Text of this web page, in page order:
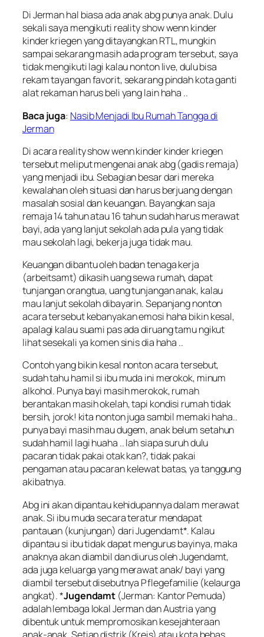
Di Jerman hal biasa ada anak abg punya anak. Dulu
sekali saya mengikuti reality showwenn kinder
kinder kriegenyang ditayangkan RTL, mungkin
sampai sekarang masih ada program tersebut, saya
tidak mengikuti lagi kalau nonton live, dulu bisa
rekam tayangan favorit, sekarang pindah kota ganti
alat rekaman harus beli yang lain haha ..
Baca juga: Nasib Menjadi Ibu Rumah Tangga di
Jerman
Di acara reality showwenn kinder kinder kriegen
tersebut meliput mengenai anak abg (gadis remaja)
yang menjadi ibu. Sebagian besar dari mereka
kewalahan oleh situasi dan harus berjuang dengan
masalah sosial dan keuangan. Bayangkan saja
remaja 14 tahun atau 16 tahun sudah harus merawat
bayi, ada yang lanjut sekolah ada pula yang tidak
mau sekolah lagi, bekerja juga tidak mau.
Keuangan dibantu oleh badan tenaga kerja
(arbeitsamt) dikasih uang sewa rumah, dapat
tunjangan orangtua, uang tunjangan anak, kalau
mau lanjut sekolah dibayarin. Sepanjang nonton
acara tersebut kebanyakan emosi haha bikin kesal,
apalagi kalau suami pas ada diruang tamu ngikut
lihat sesekali ya komen sinis dia haha ..
Contoh yang bikin kesal nonton acara tersebut,
sudah tahu hamil si ibu muda ini merokok, minum
alkohol. Punya bayi masih merokok, rumah
berantakan masih okelah, tapi kondisi rumah tidak
bersih, jorok! kita nonton juga sambil memaki haha..
punya bayi masih mau dugem, anak belum setahun
sudah hamil lagi huaha .. lah siapa suruh dulu
pacaran tidak pakai otak kan?, tidak pakai
pengaman atau pacaran kelewat batas, ya tanggung
akibatnya.
Abg ini akan dipantau kehidupannya dalam merawat
anak. Si ibu muda secara teratur mendapat
pantauan (kunjungan) dariJugendamt*. Kalau
dipantau si ibu tidak dapat mengurus bayinya, maka
anaknya akan diambil dan diurus oleh Jugendamt,
ada juga keluarga yang merawat anak/ bayi yang
diambil tersebut disebutnya Pflegefamilie(kelaurga
angkat). *Jugendamt (Jerman: Kantor Pemuda)
adalah lembaga lokal Jerman dan Austria yang
dibentuk untuk mempromosikan kesejahteraan
anak-anak. Setiap distrik (Kreis) atau kota bebas